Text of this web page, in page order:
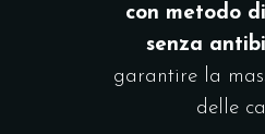
con metodo
senza
garantire la
delle